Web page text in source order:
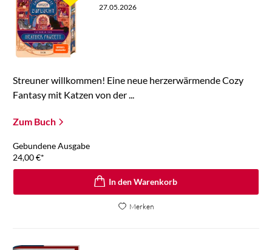
27.05.2026
Streuner willkommen! Eine neue herzerwärmende Cozy
Fantasy mit Katzen von der ...
Zum Buch
Gebundene Ausgabe
24,00€*
In den Warenkorb
Merken